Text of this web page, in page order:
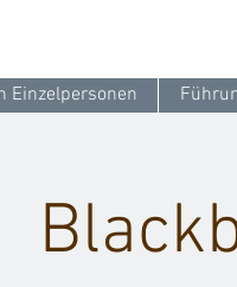
Einzelpersonen